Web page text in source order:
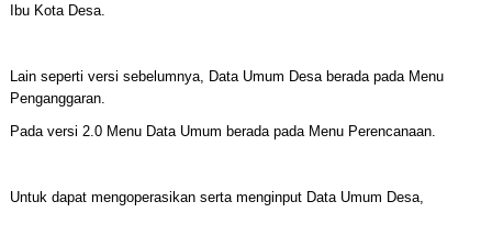
Ibu Kota Desa.
Lain seperti versi sebelumnya, Data Umum Desa berada pada Menu
Penganggaran.
Pada versi 2.0 Menu Data Umum berada pada Menu Perencanaan.
Untuk dapat mengoperasikan serta menginput Data Umum Desa,